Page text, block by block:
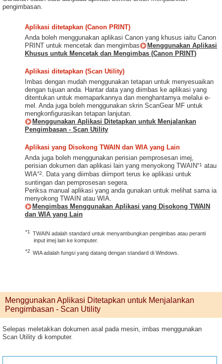
pengimbasan.
Aplikasi ditetapkan (Canon PRINT)
Anda boleh menggunakan aplikasi Canon yang khusus iaitu Canon
PRINT untuk mencetak dan mengimbas
Menggunakan Aplikasi
Khusus untuk Mencetak dan Mengimbas (Canon PRINT)
Aplikasi ditetapkan (Scan Utility)
Imbas dengan mudah menggunakan tetapan untuk menyesuaikan
dengan tujuan anda. Hantar data yang diimbas ke aplikasi yang
ditentukan untuk memaparkannya dan menghantarnya melalui e-
mel. Anda juga boleh menggunakan skrin ScanGear MF untuk
mengkonfigurasikan tetapan lanjutan.
Menggunakan Aplikasi Ditetapkan untuk Menjalankan
Pengimbasan - Scan Utility
Aplikasi yang Disokong TWAIN dan WIA yang Lain
Anda juga boleh menggunakan perisian pemprosesan imej,
perisian dokumen dan aplikasi lain yang menyokong TWAIN*1 atau
WIA*2. Data yang diimbas diimport terus ke aplikasi untuk
suntingan dan pemprosesan segera.
Periksa manual aplikasi yang anda gunakan untuk melihat sama ia
menyokong TWAIN atau WIA.
Mengimbas Menggunakan Aplikasi yang Disokong TWAIN
dan WIA yang Lain
*1
TWAIN adalah standard untuk menyambungkan pengimbas atau peranti
input imej lain ke komputer.
*2 WIA adalah fungsi yang datang dengan standard di Windows.
Menggunakan Aplikasi Ditetapkan untuk Menjalankan
Pengimbasan - Scan Utility
Selepas meletakkan dokumen asal pada mesin, imbas menggunakan
Scan Utility di komputer.